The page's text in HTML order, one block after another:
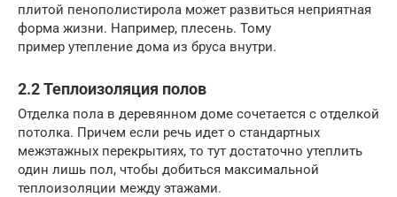
плитой пенополистирола может развиться неприятная
форма жизни. Например, плесень. Тому
пример утепление дома из бруса внутри.
2.2 Теплоизоляция полов
Отделка пола в деревянном доме сочетается с отделкой
потолка. Причем если речь идет о стандартных
межэтажных перекрытиях, то тут достаточно утеплить
один лишь пол, чтобы добиться максимальной
теплоизоляции между этажами.